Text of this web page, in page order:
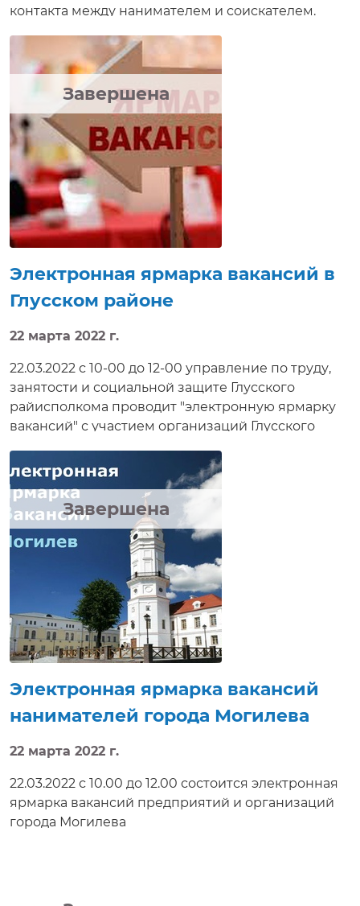
контакта между нанимателем и соискателем.
Завершена
Электронная ярмарка вакансий в
Глусском районе
22 марта 2022 г.
22.03.2022 с 10-00 до 12-00 управление по труду,
занятости и социальной защите Глусского
райисполкома проводит "электронную ярмарку
вакансий" с участием организаций Глусского
ознакомиться с вакансиями, предлагаемыми
нанимателями, условиями труда, а также задать
интересующие вопросы, направить резюме,
получить электронную консультацию,
приглашение на собеседование в режиме
реального времени.
Завершена
Электронная ярмарка вакансий
нанимателей города Могилева
22 марта 2022 г.
22.03.2022 с 10.00 до 12.00 состоится электронная
ярмарка вакансий предприятий и организаций
города Могилева